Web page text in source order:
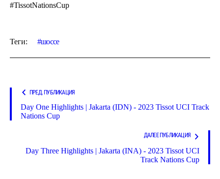
#TissotNationsCup
Теги: шоссе
ПРЕД. ПУБЛИКАЦИЯ
Day One Highlights | Jakarta (IDN) - 2023 Tissot UCI Track
Nations Cup
ДАЛЕЕ ПУБЛИКАЦИЯ
Day Three Highlights | Jakarta (INA) - 2023 Tissot UCI
Track Nations Cup